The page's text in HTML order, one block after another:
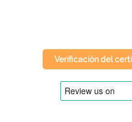
Verificación del